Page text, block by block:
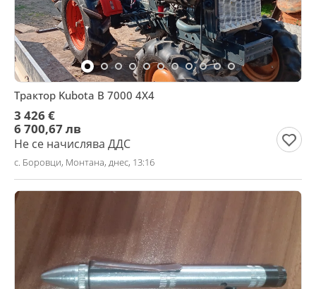
Трактор Kubota В 7000 4Х4
3 426 €
6 700,67 лв
Не се начислява ДДС
с. Боровци, Монтана, днес, 13:16